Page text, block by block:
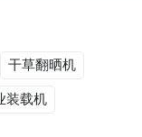
干草翻晒机
装载机